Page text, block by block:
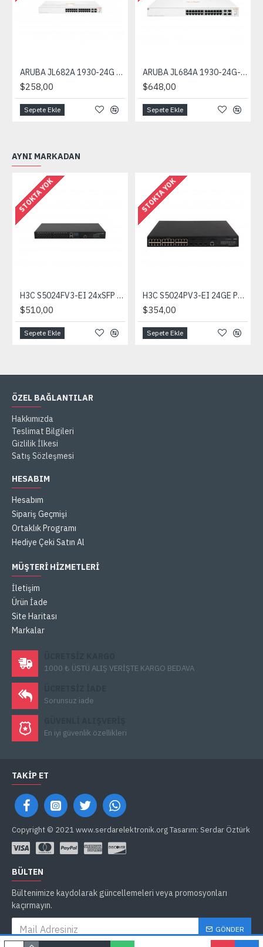
ARUBA JL682A 1930-24G 24 Port Gigabit + 4x10G SFP+ Yönetilebilir Switch
$258,00
Sepete Ekle
ARUBA JL684A 1930-24G-PoE 24GE PoE Port (370W), 4x10G SFP+ Yönetilebilir Switch
$648,00
Sepete Ekle
AYNI MARKADAN
STOKTA YOK
H3C S5024FV3-EI 24xSFP Ports, 2xCombo + 2xSFP L2 Yönetilebilir Switch
$510,00
Sepete Ekle
STOKTA YOK
H3C S5024PV3-EI 24GE Ports, 4xSFP L2 Yönetilebilir Switch
$354,00
Sepete Ekle
ÖZEL BAĞLANTILAR
Hakkımızda
Teslimat Bilgileri
Gizlilik İlkesi
Satış Sözleşmesi
HESABIM
Hesabım
Sipariş Geçmişi
Ortaklık Programı
Hediye Çeki Satın Al
MÜŞTERI HIZMETLERI
İletişim
Ürün İade
Site Haritası
Markalar
1000 ₺ ÜSTÜ ALIŞ VERİŞTE KARGO BEDAVA
Sorunsuz iade
En iyi güvenlik özellikleri
TAKIP ET
Copyright © 2021 www.serdarelektronik.org Tasarım: Serdar Öztürk
BÜLTEN
Bültenimize kaydolarak güncellemeleri veya promosyonları
kaçırmayın.
GÖNDER